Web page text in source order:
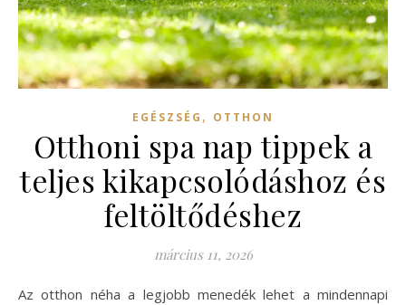
EGÉSZSÉG , OTTHON
Otthoni spa nap tippek a
teljes kikapcsolódáshoz és
feltöltődéshez
március 11, 2026
Az otthon néha a legjobb menedék lehet a mindennapi